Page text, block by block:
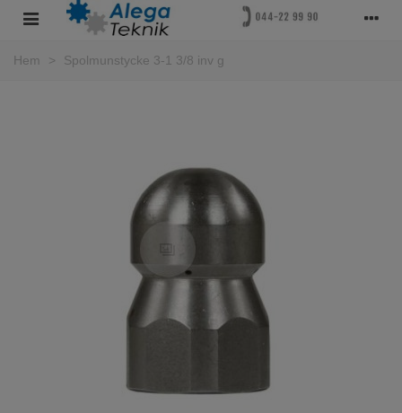
Hem > Spolmunstycke 3-1 3/8 inv g